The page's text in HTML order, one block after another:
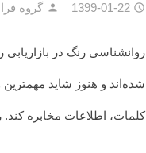
1399-01-22 گروه
روانشناسی رنگ در
شده‌اند و هنوز شاید
کلمات، اطلاعات مخابره